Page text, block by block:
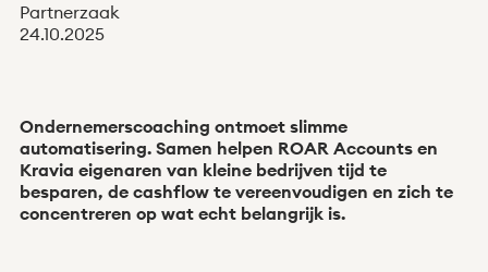
Finland
Partnerzaak
24.10.2025
Ondernemerscoaching ontmoet slimme
automatisering. Samen helpen ROAR Accounts en
Kravia eigenaren van kleine bedrijven tijd te
besparen, de cashflow te vereenvoudigen en zich te
concentreren op wat echt belangrijk is.